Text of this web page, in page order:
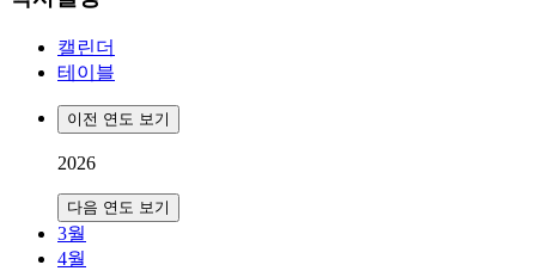
캘린더
테이블
이전 연도 보기
2026
다음 연도 보기
3월
4월